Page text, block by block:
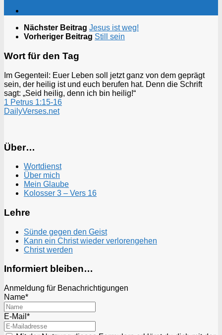
Nächster Beitrag Jesus ist weg!
Vorheriger Beitrag Still sein
Wort für den Tag
Im Gegenteil: Euer Leben soll jetzt ganz von dem geprägt
sein, der heilig ist und euch berufen hat. Denn die Schrift
sagt: „Seid heilig, denn ich bin heilig!“
1 Petrus 1:15-16
DailyVerses.net
Über…
Wortdienst
Über mich
Mein Glaube
Kolosser 3 – Vers 16
Lehre
Sünde gegen den Geist
Kann ein Christ wieder verlorengehen
Christ werden
Informiert bleiben…
Anmeldung für Benachrichtigungen
Name*
E-Mail*